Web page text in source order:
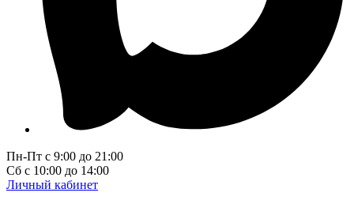
Пн-Пт с 9:00 до 21:00
Сб с 10:00 до 14:00
Личный кабинет